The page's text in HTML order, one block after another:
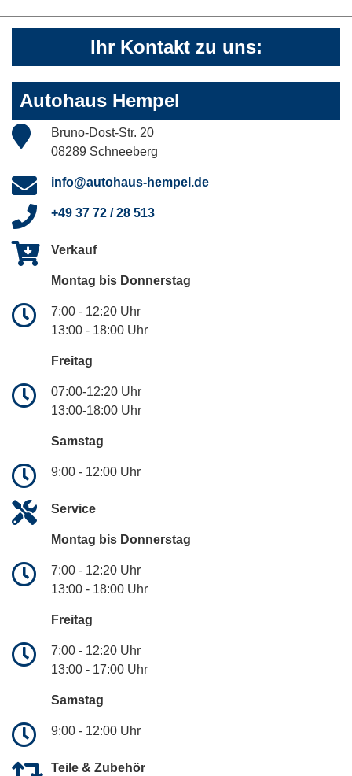
Ihr Kontakt zu uns:
Autohaus Hempel
Bruno-Dost-Str. 20
08289 Schneeberg
info@autohaus-hempel.de
+49 37 72 / 28 513
Verkauf
Montag bis Donnerstag
7:00 - 12:20 Uhr
13:00 - 18:00 Uhr
Freitag
07:00-12:20 Uhr
13:00-18:00 Uhr
Samstag
9:00 - 12:00 Uhr
Service
Montag bis Donnerstag
7:00 - 12:20 Uhr
13:00 - 18:00 Uhr
Freitag
7:00 - 12:20 Uhr
13:00 - 17:00 Uhr
Samstag
9:00 - 12:00 Uhr
Teile & Zubehör